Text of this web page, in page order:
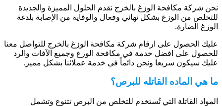
شركة مكافحة الوزغ بالخرج نقدم الحلول المميزة والجديدة
من الوزغ بشكل نهائي وفعال والوقاية من الإصابة بلدغة
الضارة.
الحصول على ارقام شركة مكافحة الوزغ بالخرج للتواصل معنا
على افضل خدمة في مكافحة الوزغ وجميع الآفات والرد
سيكون سريعا ونحن دائماً في خدمة عملائنا بشكل مميز.
هي الماده القاتله للبرص؟
القاتلة التي تُستخدم للتخلص من البرص تتنوع وتشمل